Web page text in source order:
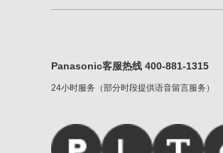
Panasonic客服热线 400-881-1315
24小时服务（部分时段提供语音留言服务）